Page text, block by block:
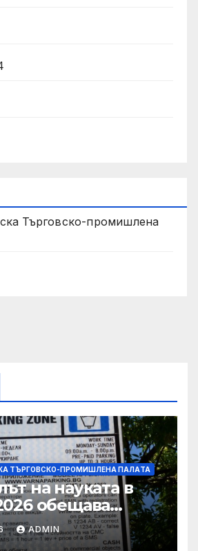
Търговско-промишлена
ТЪРГОВСКО-ПРОМИШЛЕНА ПАЛAТА
на науката в
обещава
научно-
иновации
ADMIN